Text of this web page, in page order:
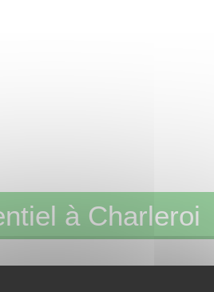
à Charleroi
en Belgique !